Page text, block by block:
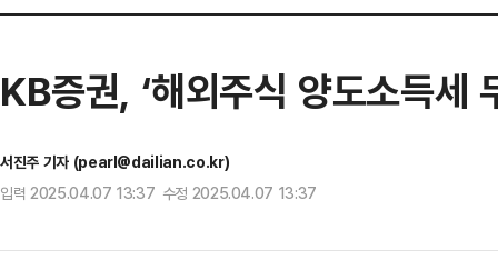
KB증권, ‘해외주식 양도소득세
서진주 기자 (pearl@dailian.co.kr)
입력 2025.04.07 13:37 수정 2025.04.07 13:37